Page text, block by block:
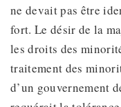
ne devait pas être
fort. Le désir de la
les droits des
traitement des
d’un gouvernement